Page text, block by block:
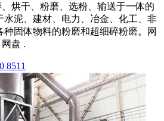
烘干、粉磨、选粉、输送于一体的
水泥、建材、电力、冶金、化工、非
种固体物料的粉磨和超细碎粉磨。网
盘 .
8511